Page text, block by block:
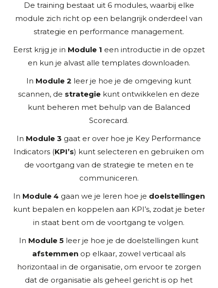
De training bestaat uit 6 modules, waarbij elke
module zich richt op een belangrijk onderdeel van
strategie en performance management.
Eerst krijg je in Module 1 een introductie in de opzet
en kun je alvast alle templates downloaden.
In Module 2 leer je hoe je de omgeving kunt
scannen, de strategie kunt ontwikkelen en deze
kunt beheren met behulp van de Balanced
Scorecard.
In Module 3 gaat er over hoe je Key Performance
Indicators (KPI’s) kunt selecteren en gebruiken om
de voortgang van de strategie te meten en te
communiceren.
In Module 4 gaan we je leren hoe je doelstellingen
kunt bepalen en koppelen aan KPI’s, zodat je beter
in staat bent om de voortgang te volgen.
In Module 5 leer je hoe je de doelstellingen kunt
afstemmen op elkaar, zowel verticaal als
horizontaal in de organisatie, om ervoor te zorgen
dat de organisatie als geheel gericht is op het